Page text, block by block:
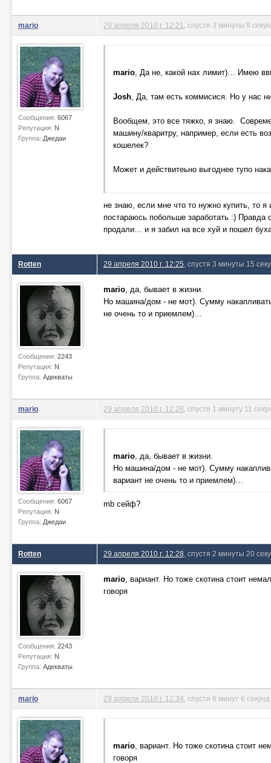
mario
Сообщения: 6067
Репутация: N
Группа: Джедаи
29 апреля 2010 г. 12:21 , спустя 3 минуты 9
mario, Да не, какой нах лимит)… Имею
Josh, Да, там есть коммисися. Но у нас
Вообщем, это все тяжко, я знаю.
машину/кваритру, например, если есть
кошелек?
Может и действитеьно выгоднее тупо
не знаю, если мне что то нужно купить, то
постараюсь побольше заработать :)
продали… и я забил на все хуй и пошел
Rotten
Сообщения: 2243
Репутация: N
Группа: Адекваты
29 апреля 2010 г. 12:25 , спустя 3 минуты 15
mario, да, бывает в жизни.
Но машина/дом - не мот). Сумму
не очень то и приемлем)…
mario
Сообщения: 6067
Репутация: N
Группа: Джедаи
29 апреля 2010 г. 12:26 , спустя 1 минуту 11
mario, да, бывает в жизни.
Но машина/дом - не мот). Сумму
вариант не очень то и приемлем)…
mb сейф?
Rotten
Сообщения: 2243
Репутация: N
Группа: Адекваты
29 апреля 2010 г. 12:28 , спустя 2 минуты 20
mario, вариант. Но тоже скотина стоит
говоря
mario 29 апреля 2010 г. 12:34 , спустя 6 минут 6 секунд
mario, вариант. Но тоже скотина стоит
говоря